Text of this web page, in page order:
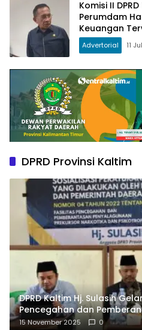
Komisi II
Perumdam
Keuangan
Advertorial 11
DPRD Provinsi Kaltim
DPRD Kaltim Hj. Sulasih
Pencegahan dan
15 November 2025 0